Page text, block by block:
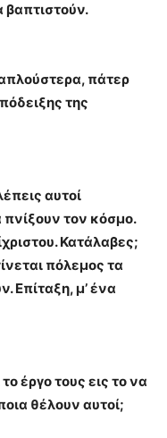
βαπτιστούν.
πάτερ
της
αυτοί
τον κόσμο.
Κατάλαβες;
πόλεμος τα
Επίταξη, μ’ ένα
έργο τους εις το να
θέλουν αυτοί;